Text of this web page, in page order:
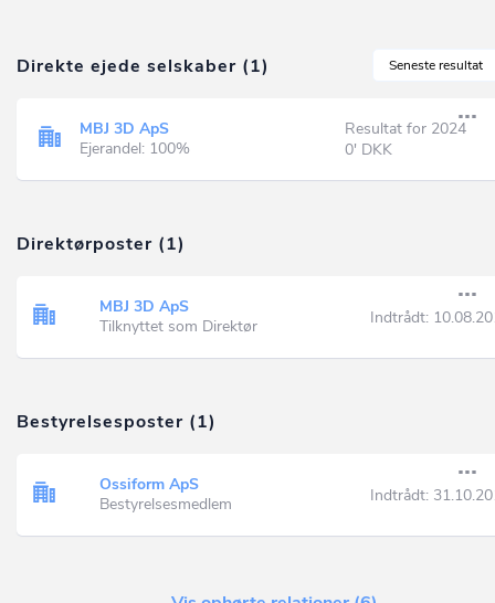
Seneste resultat
Direkte ejede selskaber (1)
MBJ 3D ApS
Ejerandel: 100%
Resultat for 2024
0' DKK
Direktørposter (1)
MBJ 3D ApS
Tilknyttet som Direktør
Indtrådt:
Bestyrelsesposter (1)
Ossiform ApS
Bestyrelsesmedlem
Indtrådt: